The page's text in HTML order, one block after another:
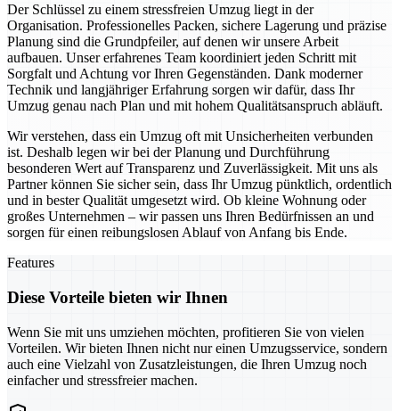
Der Schlüssel zu einem stressfreien Umzug liegt in der
Organisation. Professionelles Packen, sichere Lagerung und präzise
Planung sind die Grundpfeiler, auf denen wir unsere Arbeit
aufbauen. Unser erfahrenes Team koordiniert jeden Schritt mit
Sorgfalt und Achtung vor Ihren Gegenständen. Dank moderner
Technik und langjähriger Erfahrung sorgen wir dafür, dass Ihr
Umzug genau nach Plan und mit hohem Qualitätsanspruch abläuft.
Wir verstehen, dass ein Umzug oft mit Unsicherheiten verbunden
ist. Deshalb legen wir bei der Planung und Durchführung
besonderen Wert auf Transparenz und Zuverlässigkeit. Mit uns als
Partner können Sie sicher sein, dass Ihr Umzug pünktlich, ordentlich
und in bester Qualität umgesetzt wird. Ob kleine Wohnung oder
großes Unternehmen – wir passen uns Ihren Bedürfnissen an und
sorgen für einen reibungslosen Ablauf von Anfang bis Ende.
Features
Diese Vorteile bieten wir Ihnen
Wenn Sie mit uns umziehen möchten, profitieren Sie von vielen
Vorteilen. Wir bieten Ihnen nicht nur einen Umzugsservice, sondern
auch eine Vielzahl von Zusatzleistungen, die Ihren Umzug noch
einfacher und stressfreier machen.